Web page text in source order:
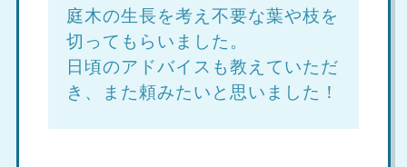
庭木の生長を考え不要な葉や枝を
切ってもらいました。
日頃のアドバイスも教えていただ
き、また頼みたいと思いました！